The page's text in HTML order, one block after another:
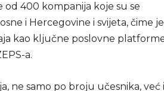
od 400 kompanija koje su se
i Hercegovine i svijeta, čime
kao ključne poslovne
a.
ne samo po broju učesnika, već